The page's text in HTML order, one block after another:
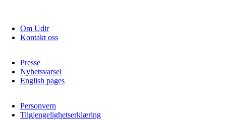
Om Udir
Kontakt oss
Presse
Nyhetsvarsel
English pages
Personvern
Tilgjengelighetserklæring